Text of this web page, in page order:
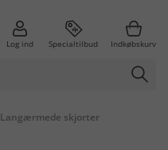
Log ind Specialtilbud Indkøbskurv
Langærmede skjorter